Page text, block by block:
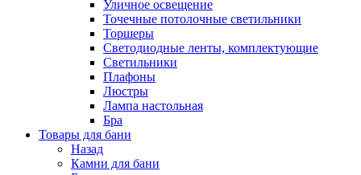
Уличное освещение
Точечные потолочные светильники
Торшеры
Светодиодные ленты, комплектующие
Светильники
Плафоны
Люстры
Лампа настольная
Бра
Товары для бани
Назад
Камни для бани